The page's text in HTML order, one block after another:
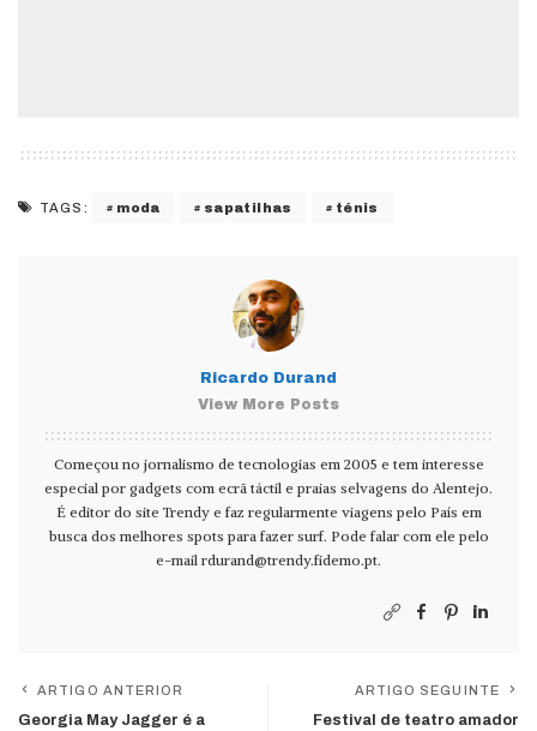
TAGS: moda sapatilhas ténis
Ricardo Durand
View More Posts
Começou no jornalismo de tecnologias em 2005 e tem interesse
especial por gadgets com ecrã táctil e praias selvagens do Alentejo.
É editor do site Trendy e faz regularmente viagens pelo País em
busca dos melhores spots para fazer surf. Pode falar com ele pelo
e-mail rdurand@trendy.fidemo.pt.
ARTIGO ANTERIOR
Georgia May Jagger é a
ARTIGO SEGUINTE
Festival de teatro amador